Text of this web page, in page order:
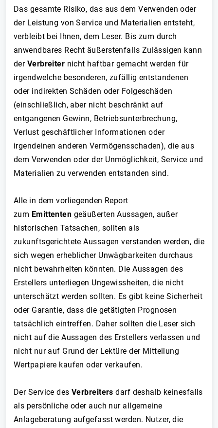
Das gesamte Risiko, das aus dem Verwenden oder
der Leistung von Service und Materialien entsteht,
verbleibt bei Ihnen, dem Leser. Bis zum durch
anwendbares Recht äußerstenfalls Zulässigen kann
der Verbreiter nicht haftbar gemacht werden für
irgendwelche besonderen, zufällig entstandenen
oder indirekten Schäden oder Folgeschäden
(einschließlich, aber nicht beschränkt auf
entgangenen Gewinn, Betriebsunterbrechung,
Verlust geschäftlicher Informationen oder
irgendeinen anderen Vermögensschaden), die aus
dem Verwenden oder der Unmöglichkeit, Service und
Materialien zu verwenden entstanden sind.
Alle in dem vorliegenden Report
zum Emittenten geäußerten Aussagen, außer
historischen Tatsachen, sollten als
zukunftsgerichtete Aussagen verstanden werden, die
sich wegen erheblicher Unwägbarkeiten durchaus
nicht bewahrheiten könnten. Die Aussagen des
Erstellers unterliegen Ungewissheiten, die nicht
unterschätzt werden sollten. Es gibt keine Sicherheit
oder Garantie, dass die getätigten Prognosen
tatsächlich eintreffen. Daher sollten die Leser sich
nicht auf die Aussagen des Erstellers verlassen und
nicht nur auf Grund der Lektüre der Mitteilung
Wertpapiere kaufen oder verkaufen.
Der Service desVerbreiters darf deshalb keinesfalls
als persönliche oder auch nur allgemeine
Anlageberatung aufgefasst werden. Nutzer, die